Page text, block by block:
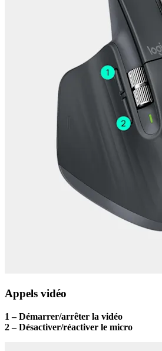
Appels vidéo
1 – Démarrer/arrêter la vidéo
2 – Désactiver/réactiver le micro